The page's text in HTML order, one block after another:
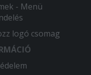
- Menü
logó csomag